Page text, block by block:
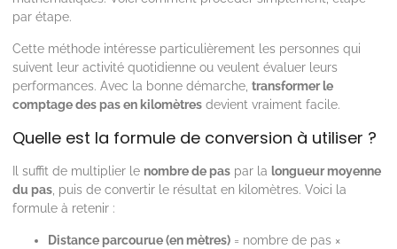
par étape.
Cette méthode intéresse particulièrement les personnes qui
suivent leur activité quotidienne ou veulent évaluer leurs
performances. Avec la bonne démarche, transformer le
comptage des pas en kilomètres devient vraiment facile.
Quelle est la formule de conversion à utiliser ?
Il suffit de multiplier le nombre de pas par la longueur moyenne
du pas, puis de convertir le résultat en kilomètres. Voici la
formule à retenir :
Distance parcourue (en mètres) = nombre de pas ×